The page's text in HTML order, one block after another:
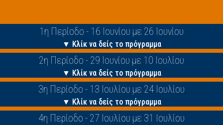
1η Περίοδο - 16 Ιουνίου με 26 Ιουνίου
▼ Κλίκ να δείς το πρόγραμμα
2η Περίοδο - 29 Ιουνίου με 10 Ιουλίου
▼ Κλίκ να δείς το πρόγραμμα
3η Περίοδο - 13 Ιουλίου με 24 Ιουλίου
▼ Κλίκ να δείς το πρόγραμμα
4η Περίοδο - 27 Ιουλίου με 31 Ιουλίου